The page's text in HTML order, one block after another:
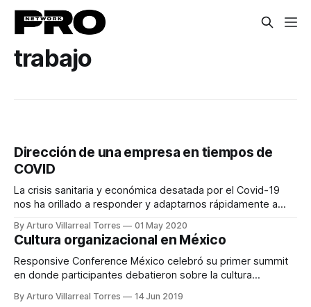
trabajo
Dirección de una empresa en tiempos de
COVID
La crisis sanitaria y económica desatada por el Covid-19
nos ha orillado a responder y adaptarnos rápidamente a
Más que una situación transitoria, debemos entender que el
mundo y las empresas serán diferentes de ahora en
adelante. Nuevos negocios Tenemos
By Arturo Villarreal Torres 01 May 2020
Cultura organizacional en México
Responsive Conference México celebró su primer summit
en donde participantes debatieron sobre la cultura
By Arturo Villarreal Torres 14 Jun 2019